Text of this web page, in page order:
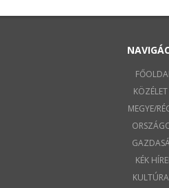
KÖZÉLET
MEGYE/
KÉK
KULTÚRA